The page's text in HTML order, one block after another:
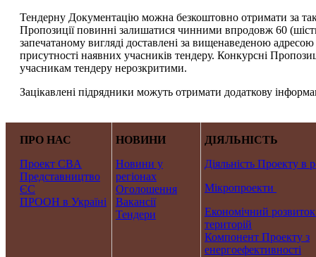
Тендерну Документацію можна безкоштовно отримати за
Пропозиції повинні залишатися чинними впродовж 60
запечатаному вигляді доставлені за вищенаведеною
присутності наявних учасників тендеру. Конкурсні
учасникам тендеру нерозкритими.
Зацікавлені підрядники можуть отримати додаткову
ПРО НАС
Проект CBA
Представництво
ЄС
ПРООН в Україні
НОВИНИ
Новини у
регіонах
Оголошення
Вакансії
Тендери
ДІЯЛЬНІСТЬ
Діяльність Проекту в
Мікропроекти
Економічний розвиток
територій
Компонент Проекту з
енергоефективності